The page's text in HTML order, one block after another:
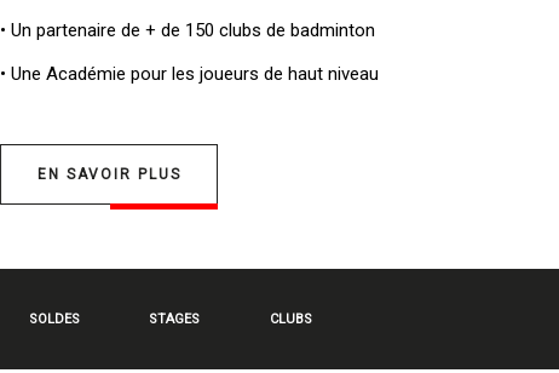
• Un partenaire de + de 150 clubs de badminton
• Une Académie pour les joueurs de haut niveau
EN SAVOIR PLUS
SOLDES STAGES CLUBS